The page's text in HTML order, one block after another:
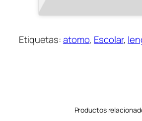
Etiquetas:atomo, Escolar,
Productos